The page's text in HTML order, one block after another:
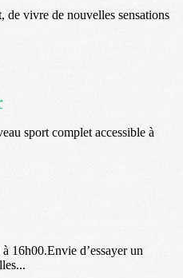
de vivre de nouvelles sensations
sport complet accessible à
16h00.Envie d’essayer un